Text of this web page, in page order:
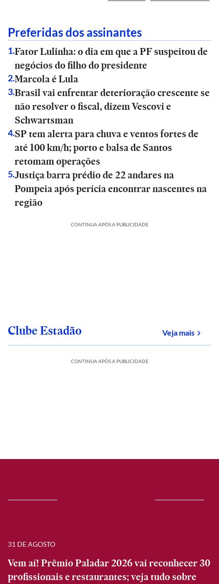
Preferidas dos assinantes
1.Fator Lulinha: o dia em que a PF suspeitou de
negócios do filho do presidente
2.Marcola é Lula
3.Brasil vai enfrentar deterioração crescente se
não resolver o fiscal, dizem Vescovi e
Schwartsman
4.SP tem alerta para chuva e ventos fortes de
até 100 km/h; porto e balsa de Santos
retomam operações
5.Justiça barra prédio de 22 andares na
Pompeia após perícia encontrar nascentes na
região
CONTINUA APÓS A PUBLICIDADE
Clube Estadão Veja maissobre
CONTINUA APÓS A PUBLICIDADE
31 DE AGOSTO
Vem aí! Prêmio Paladar 2026 vai reconhecer 30
profissionais e restaurantes; veja tudo sobre